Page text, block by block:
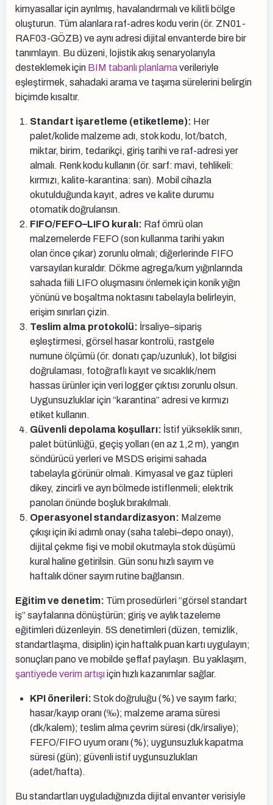
kimyasallar için ayrılmış, havalandırmalı ve kilitli bölge
oluşturun. Tüm alanlara raf-adres kodu verin (ör. ZN01-
RAF03-GÖZB) ve aynı adresi dijital envanterde bire bir
tanımlayın. Bu düzeni, lojistik akış senaryolarıyla
desteklemek için BIM tabanlı planlamaverileriyle
eşleştirmek, sahadaki arama ve taşıma sürelerini belirgin
biçimde kısaltır.
Standart işaretleme (etiketleme): Her
palet/kolide malzeme adı, stok kodu, lot/batch,
miktar, birim, tedarikçi, giriş tarihi ve raf-adresi yer
almalı. Renk kodu kullanın (ör. sarf: mavi, tehlikeli:
kırmızı, kalite-karantina: sarı). Mobil cihazla
okutulduğunda kayıt, adres ve kalite durumu
otomatik doğrulansın.
FIFO/FEFO–LIFO kuralı: Raf ömrü olan
malzemelerde FEFO (son kullanma tarihi yakın
olan önce çıkar) zorunlu olmalı; diğerlerinde FIFO
varsayılan kuraldır. Dökme agrega/kum yığınlarında
sahada fiili LIFO oluşmasını önlemek için konik yığın
yönünü ve boşaltma noktasını tabelayla belirleyin,
erişim sınırları çizin.
Teslim alma protokolü: İrsaliye–sipariş
eşleştirmesi, görsel hasar kontrolü, rastgele
numune ölçümü (ör. donatı çap/uzunluk), lot bilgisi
doğrulaması, fotoğraflı kayıt ve sıcaklık/nem
hassas ürünler için veri logger çıktısı zorunlu olsun.
Uygunsuzluklar için “karantina” adresi ve kırmızı
etiket kullanın.
Güvenli depolama koşulları: İstif yükseklik sınırı,
palet bütünlüğü, geçiş yolları (en az 1,2 m), yangın
söndürücü yerleri ve MSDS erişimi sahada
tabelayla görünür olmalı. Kimyasal ve gaz tüpleri
dikey, zincirli ve ayrı bölmede istiflenmeli; elektrik
panoları önünde boşluk bırakılmalı.
Operasyonel standardizasyon: Malzeme
çıkışı için iki adımlı onay (saha talebi–depo onayı),
dijital çekme fişi ve mobil okutmayla stok düşümü
kural haline getirilsin. Gün sonu hızlı sayım ve
haftalık döner sayım rutine bağlansın.
Eğitim ve denetim: Tüm prosedürleri “görsel standart
iş” sayfalarına dönüştürün; giriş ve aylık tazeleme
eğitimleri düzenleyin. 5S denetimleri (düzen, temizlik,
standartlaşma, disiplin) için haftalık puan kartı uygulayın;
sonuçları pano ve mobilde şeffaf paylaşın. Bu yaklaşım,
şantiyede verim artışıiçin hızlı kazanımlar sağlar.
KPI önerileri: Stok doğruluğu (%) ve sayım farkı;
hasar/kayıp oranı (‰); malzeme arama süresi
(dk/kalem); teslim alma çevrim süresi (dk/irsaliye);
FEFO/FIFO uyum oranı (%); uygunsuzluk kapatma
süresi (gün); güvenli istif uygunsuzlukları
(adet/hafta).
Bu standartları uyguladığınızda dijital envanter verisiyle